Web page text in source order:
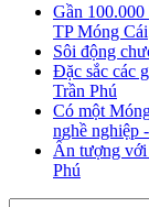
Gần 100.000
TP Móng Cái
Sôi động
Đặc sắc các
Trần Phú
Có một
nghề nghiệp
Ấn tượng với
Phú